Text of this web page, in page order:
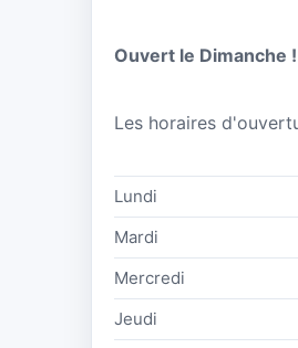
Ouvert le Dimanche !
Les horaires
Lundi
Mardi
Mercredi
Jeudi